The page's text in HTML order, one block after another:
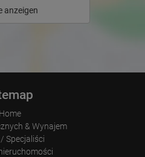
anzeigen
Home
& Wynajem
/ Specjaliści